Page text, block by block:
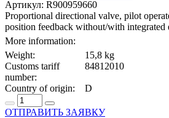
Артикул: R900959660
Proportional directional valve, pilot
position feedback without/with integrated
More information:
Weight:
15,8 kg
Customs tariff
number:
84812010
Country of origin: D
ОТПРАВИТЬ ЗАЯВКУ